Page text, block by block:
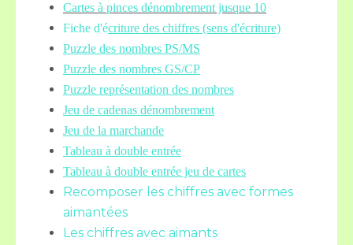
Cartes à pinces dénombrement jusque 10
Fiche d'écriture des chiffres (sens d'écriture)
Puzzle des nombres PS/MS
Puzzle des nombres GS/CP
Puzzle représentation des nombres
Jeu de cadenas dénombrement
Jeu de la marchande
Tableau à double entrée
Tableau à double entrée jeu de cartes
Recomposer les chiffres avec formes
aimantées
Les chiffres avec aimants